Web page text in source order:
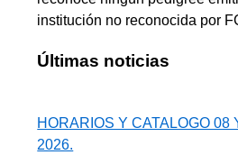
institución no reconocida por
Últimas noticias
HORARIOS Y CATALOGO 08
2026.